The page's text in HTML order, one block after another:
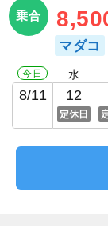
乗合
マダコ
今日
8/11
水
12
定休日